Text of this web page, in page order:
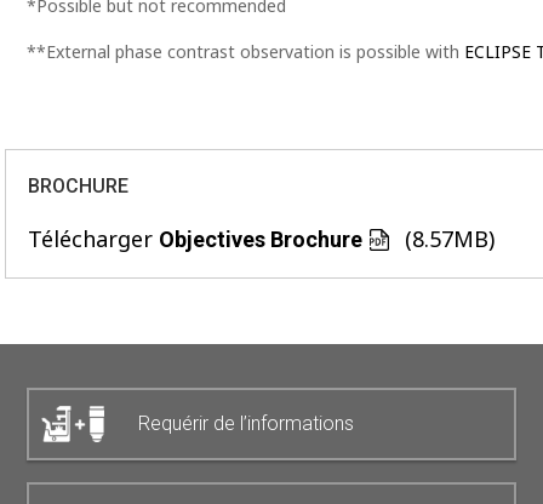
*Possible but not recommended
**External phase contrast observation is possible with ECLIPSE
BROCHURE
Télécharger Objectives Brochure (8.57MB)
Requérir de l’informations